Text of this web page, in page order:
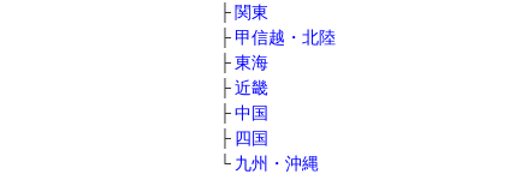
関東
甲信越・北陸
東海
近畿
中国
四国
九州・沖縄